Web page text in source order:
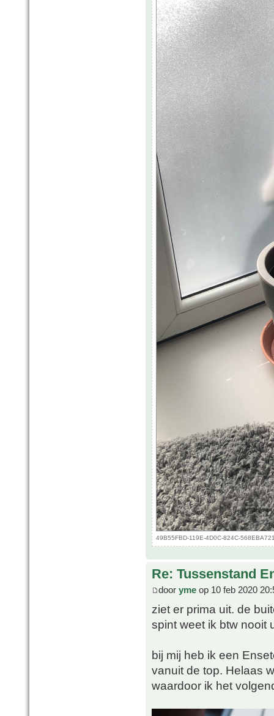
49B55FBD-119E-4D0C-824C-
Re: Tussenstand
door yme op 10 feb 2020
ziet er prima uit. de
spint weet ik btw nooit
bij mij heb ik een
vanuit de top. Helaas
waardoor ik het